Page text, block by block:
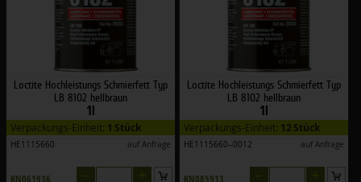
Loctite Hochleistungs Schmierfett Typ
LB 8102 hellbraun
1l
Verpackungs-Einheit: 1 Stück
HE1115660 auf Anfrage
KN061936
Loctite Hochleistungs Schmierfett Typ
LB 8102 hellbraun
1l
Verpackungs-Einheit: 12 Stück
HE1115660--0012 auf Anfrage
KN085913